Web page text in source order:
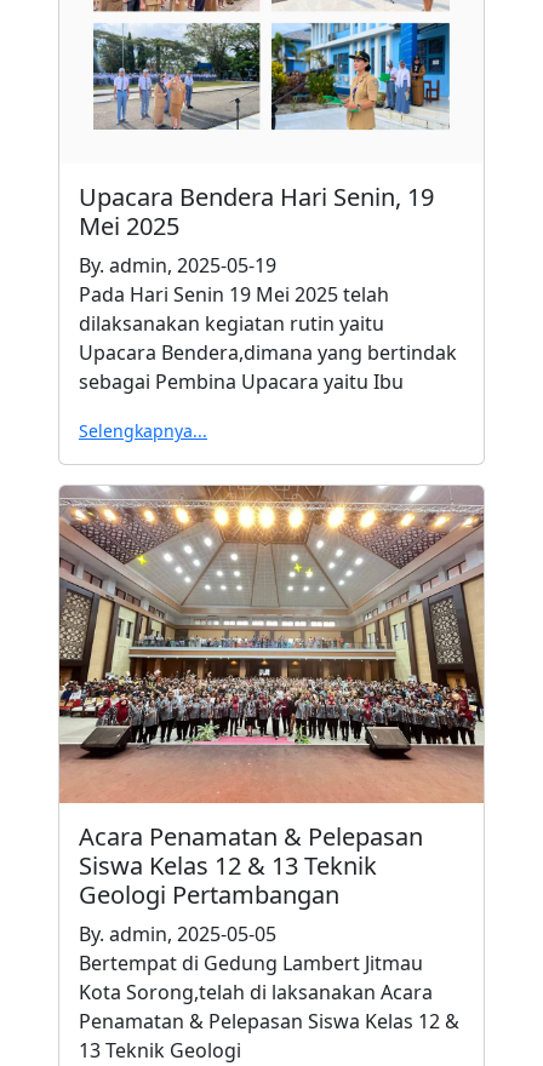
Upacara Bendera Hari Senin, 19
Mei 2025
By. admin, 2025-05-19
Pada Hari Senin 19 Mei 2025 telah
dilaksanakan kegiatan rutin yaitu
Upacara Bendera,dimana yang bertindak
sebagai Pembina Upacara yaitu Ibu
Selengkapnya...
Acara Penamatan & Pelepasan
Siswa Kelas 12 & 13 Teknik
Geologi Pertambangan
By. admin, 2025-05-05
Bertempat di Gedung Lambert Jitmau
Kota Sorong,telah di laksanakan Acara
Penamatan & Pelepasan Siswa Kelas 12 &
13 Teknik Geologi